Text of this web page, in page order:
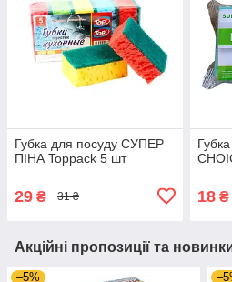
Губка для посуду СУПЕР
ПІНА Toppack 5 шт
29 ₴ 31 ₴ 18₴
Акційні пропозиції та
–5%